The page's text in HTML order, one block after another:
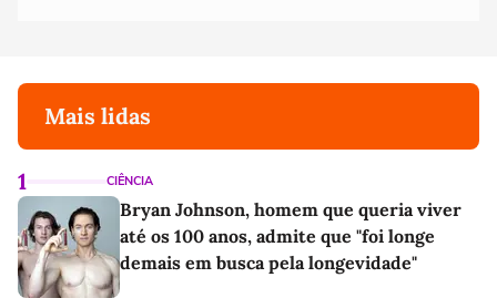
Mais lidas
1 CIÊNCIA
Bryan Johnson, homem que queria viver
até os 100 anos, admite que "foi longe
demais em busca pela longevidade"